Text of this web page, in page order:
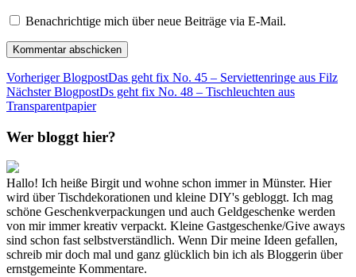
Benachrichtige mich über neue Beiträge via E-Mail.
Vorheriger BlogpostDas geht fix No. 45 – Serviettenringe aus Filz
Nächster BlogpostDs geht fix No. 48 – Tischleuchten aus
Transparentpapier
Wer bloggt hier?
Hallo! Ich heiße Birgit und wohne schon immer in Münster. Hier
wird über Tischdekorationen und kleine DIY's gebloggt. Ich mag
schöne Geschenkverpackungen und auch Geldgeschenke werden
von mir immer kreativ verpackt. Kleine Gastgeschenke/Give aways
sind schon fast selbstverständlich. Wenn Dir meine Ideen gefallen,
schreib mir doch mal und ganz glücklich bin ich als Bloggerin über
ernstgemeinte Kommentare.